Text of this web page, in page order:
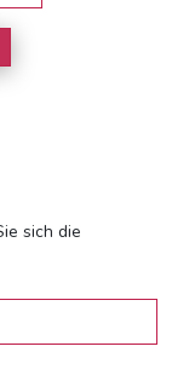
sich die